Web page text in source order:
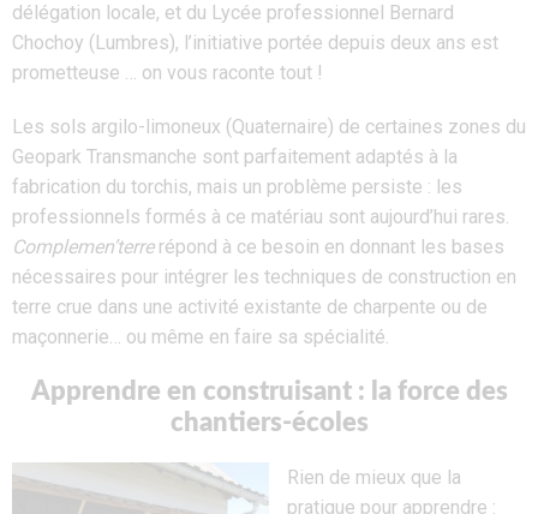
délégation locale, et du Lycée professionnel Bernard
Chochoy (Lumbres), l’initiative portée depuis deux ans est
prometteuse … on vous raconte tout !
Les sols argilo-limoneux (Quaternaire) de certaines zones du
Geopark Transmanche sont parfaitement adaptés à la
fabrication du torchis, mais un problème persiste : les
professionnels formés à ce matériau sont aujourd’hui rares.
Complemen’terrerépond à ce besoin en donnant les bases
nécessaires pour intégrer les techniques de construction en
terre crue dans une activité existante de charpente ou de
maçonnerie… ou même en faire sa spécialité.
Apprendre en construisant : la force des
chantiers-écoles
Rien de mieux que la
pratique pour apprendre :